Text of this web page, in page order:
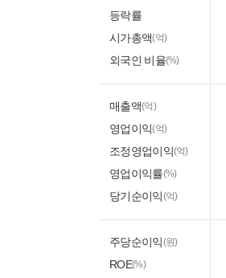
등락률
시가총액(억)
외국인 비율(%)
매출액(억)
영업이익(억)
조정영업이익(억)
영업이익률(%)
당기순이익(억)
주당순이익(원)
ROE(%)